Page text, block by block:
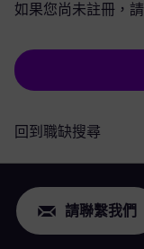
如果您尚未註冊，
回到職缺搜尋
請聯繫我們